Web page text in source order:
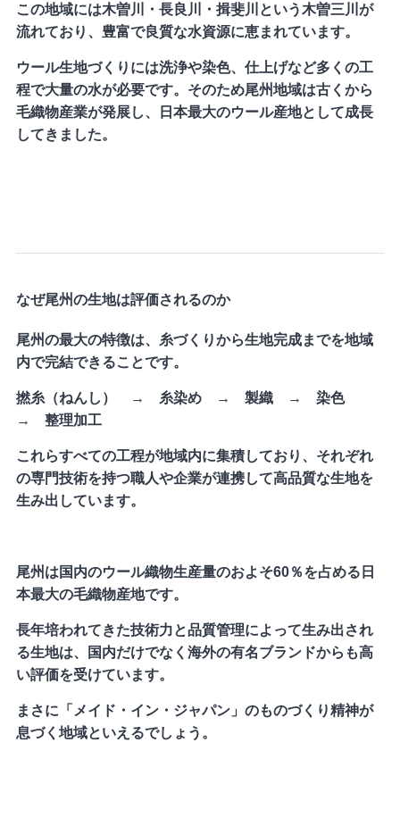
この地域には木曽川・長良川・揖斐川という木曽三川が
流れており、豊富で良質な水資源に恵まれています。
ウール生地づくりには洗浄や染色、仕上げなど多くの工
程で大量の水が必要です。そのため尾州地域は古くから
毛織物産業が発展し、日本最大のウール産地として成長
してきました。
なぜ尾州の生地は評価されるのか
尾州の最大の特徴は、糸づくりから生地完成までを地域
内で完結できることです。
撚糸（ねんし） → 糸染め → 製織 → 染色
→ 整理加工
これらすべての工程が地域内に集積しており、それぞれ
の専門技術を持つ職人や企業が連携して高品質な生地を
生み出しています。
尾州は国内のウール織物生産量のおよそ60％を占める日
本最大の毛織物産地です。
長年培われてきた技術力と品質管理によって生み出され
る生地は、国内だけでなく海外の有名ブランドからも高
い評価を受けています。
まさに「メイド・イン・ジャパン」のものづくり精神が
息づく地域といえるでしょう。